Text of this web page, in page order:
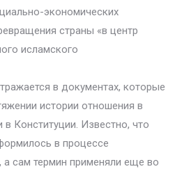
экономических
страны «в центр
исламского
в документах, которые
истории отношения в
Конституции. Известно, что
в процессе
сам термин применяли еще во